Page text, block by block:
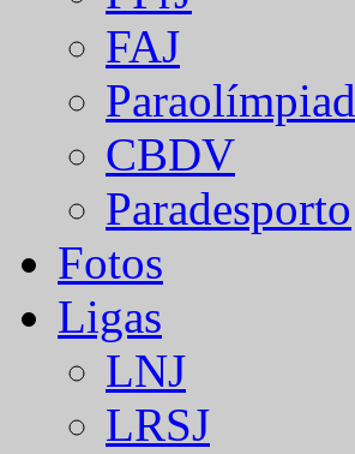
FAJ
CBDV
Paradesporto
Fotos
Ligas
LNJ
LRSJ